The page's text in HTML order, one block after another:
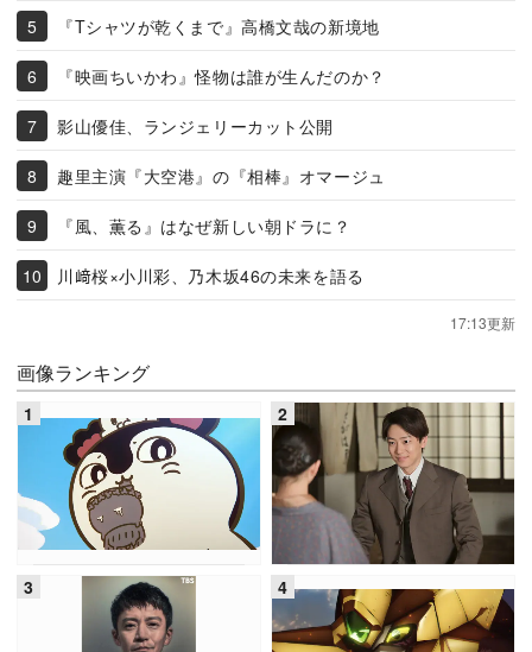
『Tシャツが乾くまで』高橋文哉の新境地
『映画ちいかわ』怪物は誰が生んだのか？
影山優佳、ランジェリーカット公開
趣里主演『大空港』の『相棒』オマージュ
『風、薫る』はなぜ新しい朝ドラに？
川﨑桜×小川彩、乃木坂46の未来を語る
17:13更新
画像ランキング